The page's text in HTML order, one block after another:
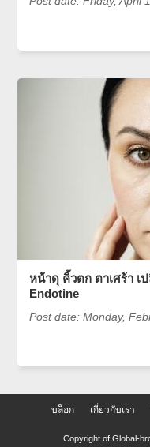
หน้าดุ คิ้วตก ตาเศร้า
Endotine
Post date:Monday,
บล็อก เกี่ยวกับเรา
Copyright of Global-